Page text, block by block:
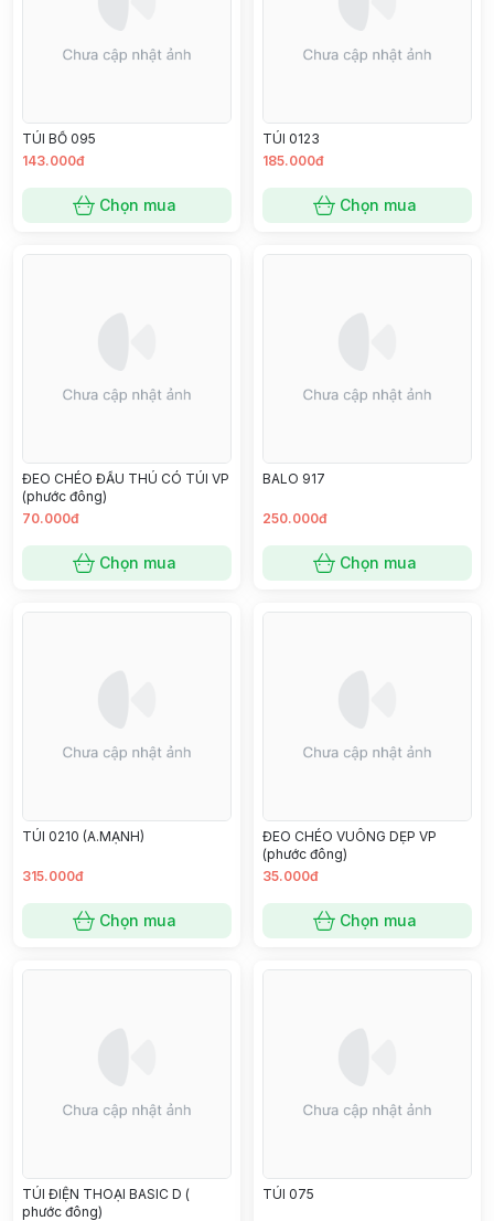
TÚI BỐ 095
143.000đ
Chọn mua
TÚI 0123
185.000đ
Chọn mua
ĐEO CHÉO ĐẦU THÚ CÓ TÚI VP
(phước đông)
70.000đ
Chọn mua
BALO 917
250.000đ
Chọn mua
TÚI 0210 (A.MẠNH)
315.000đ
Chọn mua
ĐEO CHÉO VUÔNG DẸP VP
(phước đông)
35.000đ
Chọn mua
TÚI ĐIỆN THOẠI BASIC D (
phước đông)
TÚI 075